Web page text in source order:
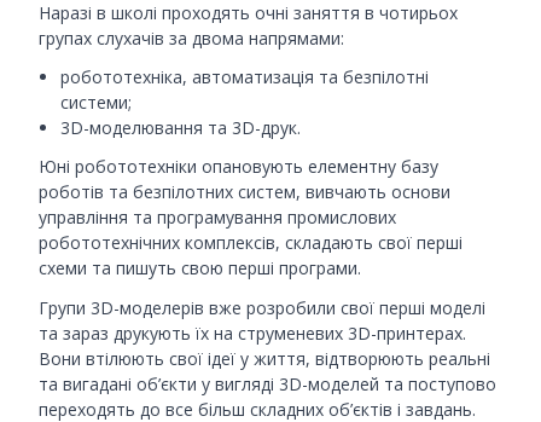
Наразі в школі проходять очні заняття в чотирьох
групах слухачів за двома напрямами:
робототехніка, автоматизація та безпілотні
системи;
3D-моделювання та 3D-друк.
Юні робототехніки опановують елементну базу
роботів та безпілотних систем, вивчають основи
управління та програмування промислових
робототехнічних комплексів, складають свої перші
схеми та пишуть свою перші програми.
Групи 3D-моделерів вже розробили свої перші моделі
та зараз друкують їх на струменевих 3D-принтерах.
Вони втілюють свої ідеї у життя, відтворюють реальні
та вигадані об’єкти у вигляді 3D-моделей та поступово
переходять до все більш складних об’єктів і завдань.